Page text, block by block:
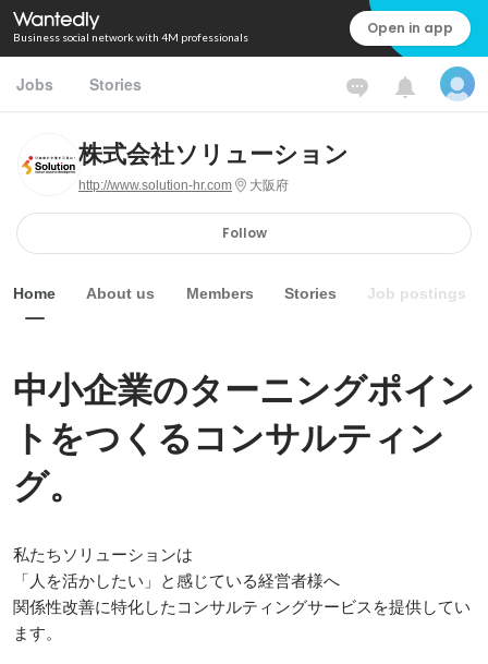
Business social network with 4M professionals Open in app
Jobs Stories
株式会社ソリューション
http://www.solution-hr.com 大阪府
Follow
Home About us Members Stories Job postings
中小企業のターニングポイン
トをつくるコンサルティン
グ。
私たちソリューションは
「人を活かしたい」と感じている経営者様へ
関係性改善に特化したコンサルティングサービスを提供してい
ます。